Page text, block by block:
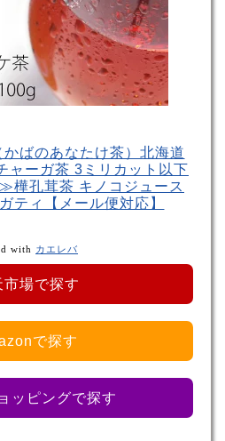
ばのあなたけ茶）北海道
ャーガ茶 3ミリカット以下
孔茸茶 キノコジュース
ティ【メール便対応】
with カエレバ
市場で探す
で探す
ッピングで探す